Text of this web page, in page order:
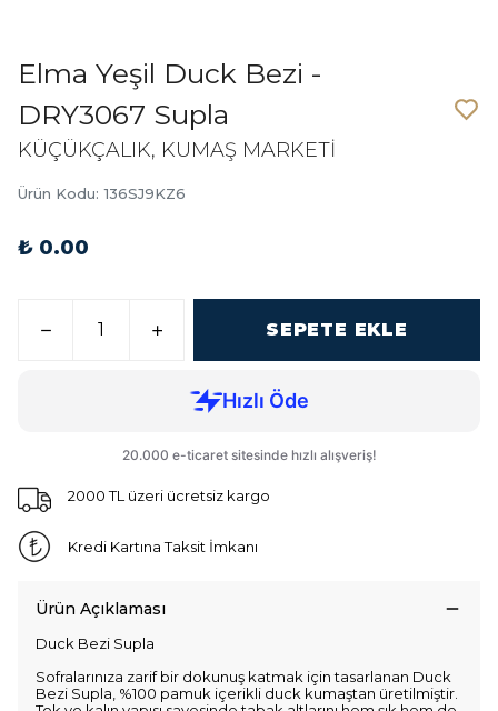
Elma Yeşil Duck Bezi -
DRY3067 Supla
KÜÇÜKÇALIK, KUMAŞ MARKETİ
Ürün Kodu: 136SJ9KZ6
₺ 0.00
SEPETE EKLE
2000 TL üzeri ücretsiz kargo
Kredi Kartına Taksit İmkanı
Ürün Açıklaması
Duck Bezi Supla
Sofralarınıza zarif bir dokunuş katmak için tasarlanan Duck
Bezi Supla, %100 pamuk içerikli duck kumaştan üretilmiştir.